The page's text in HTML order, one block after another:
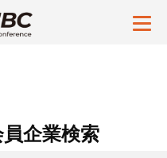
企業検索